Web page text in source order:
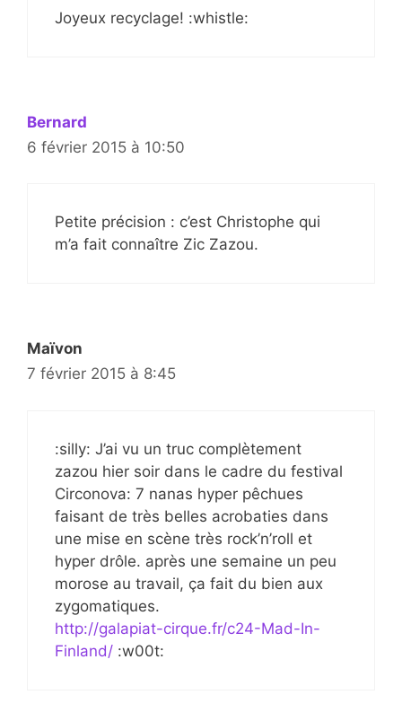
Joyeux recyclage! :whistle:
Bernard
6 février 2015 à 10:50
Petite précision : c’est Christophe qui
m’a fait connaître Zic Zazou.
Maïvon
7 février 2015 à 8:45
:silly: J’ai vu un truc complètement
zazou hier soir dans le cadre du festival
Circonova: 7 nanas hyper pêchues
faisant de très belles acrobaties dans
une mise en scène très rock’n’roll et
hyper drôle. après une semaine un peu
morose au travail, ça fait du bien aux
zygomatiques.
http://galapiat-cirque.fr/c24-Mad-In-
Finland/ :w00t: